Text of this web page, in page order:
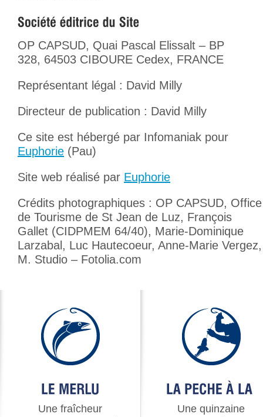
OP CAPSUD, Quai Pascal Elissalt – BP
328, 64503 CIBOURE Cedex, FRANCE
Représentant légal : David Milly
Directeur de publication : David Milly
Ce site est hébergé par Infomaniak pour
Euphorie (Pau)
Site web réalisé par Euphorie
Crédits photographiques : OP CAPSUD, Office
de Tourisme de St Jean de Luz, François
Gallet (CIDPMEM 64/40), Marie-Dominique
Larzabal, Luc Hautecoeur, Anne-Marie Vergez,
M. Studio – Fotolia.com
Une fraîcheur
Une quinzaine